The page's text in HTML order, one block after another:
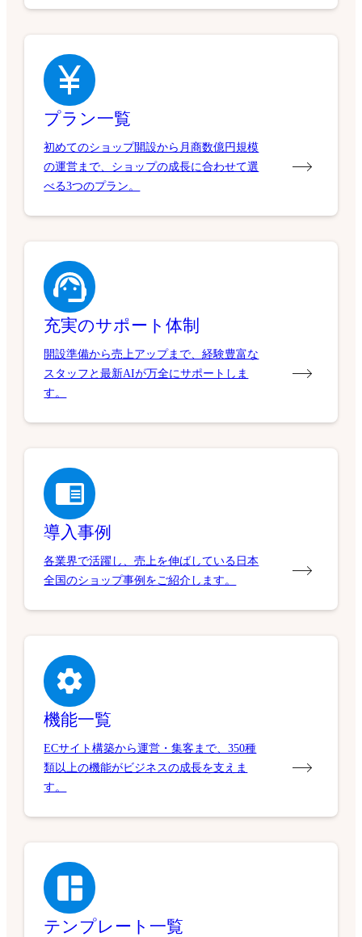
プラン一覧
初めてのショップ開設から月商数億円規模
の運営まで、ショップの成長に合わせて選
べる3つのプラン。
充実のサポート体制
開設準備から売上アップまで、経験豊富な
スタッフと最新AIが万全にサポートしま
す。
導入事例
各業界で活躍し、売上を伸ばしている日本
全国のショップ事例をご紹介します。
機能一覧
ECサイト構築から運営・集客まで、350種
類以上の機能がビジネスの成長を支えま
す。
テンプレート一覧